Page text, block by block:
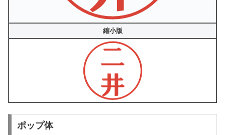
縮小版
ポップ体